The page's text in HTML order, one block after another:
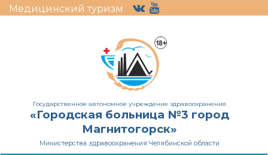
Медицинский туризм
Государственное автономное учреждение здравоохранения
«Городская больница №3 город
Магнитогорск»
Министерства здравоохранения Челябинской области